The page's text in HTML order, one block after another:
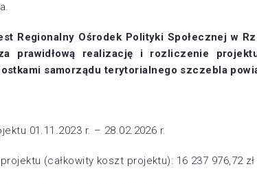
Regionalny Ośrodek Polityki Społecznej w
prawidłową realizację i rozliczenie
samorządu terytorialnego szczebla
01.11.2023 r. – 28.02.2026 r.
(całkowity koszt projektu): 16 237 976,72 zł